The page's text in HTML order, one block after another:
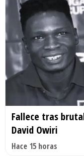
Fallece tras
David Owiri
Hace 15 horas